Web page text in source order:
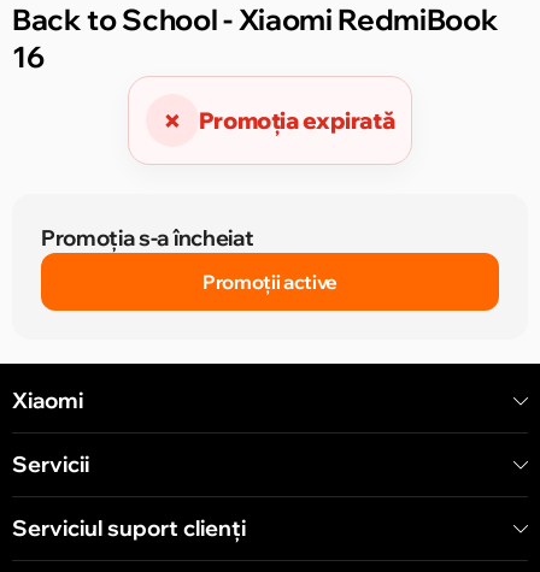
Back to School - Xiaomi RedmiBook
16
×
Promoția expirată
Promoția s-a încheiat
Promoții active
Xiaomi
Servicii
Serviciul suport clienţi